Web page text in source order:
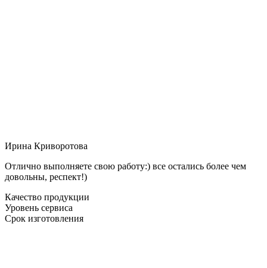
Ирина Криворотова
Отлично выполняете свою работу:) все остались более чем
довольны, респект!)
Качество продукции
Уровень сервиса
Срок изготовления